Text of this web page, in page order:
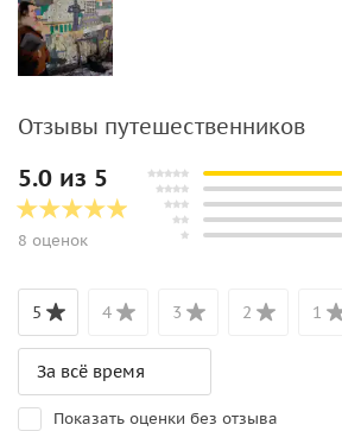
Отзывы путешественников
5.0 из 5
8 оценок
5 4 3 2 1
Показать оценки без отзыва